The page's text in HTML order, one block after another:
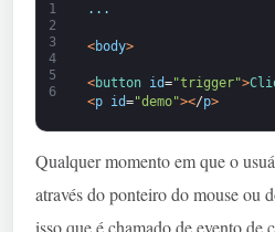
1
2
3
4
5
6
. . .
<body>
<button id="trigger">
<p id="demo"></p>
Qualquer momento em que o
através do ponteiro do mouse ou
isso que é chamado de evento de